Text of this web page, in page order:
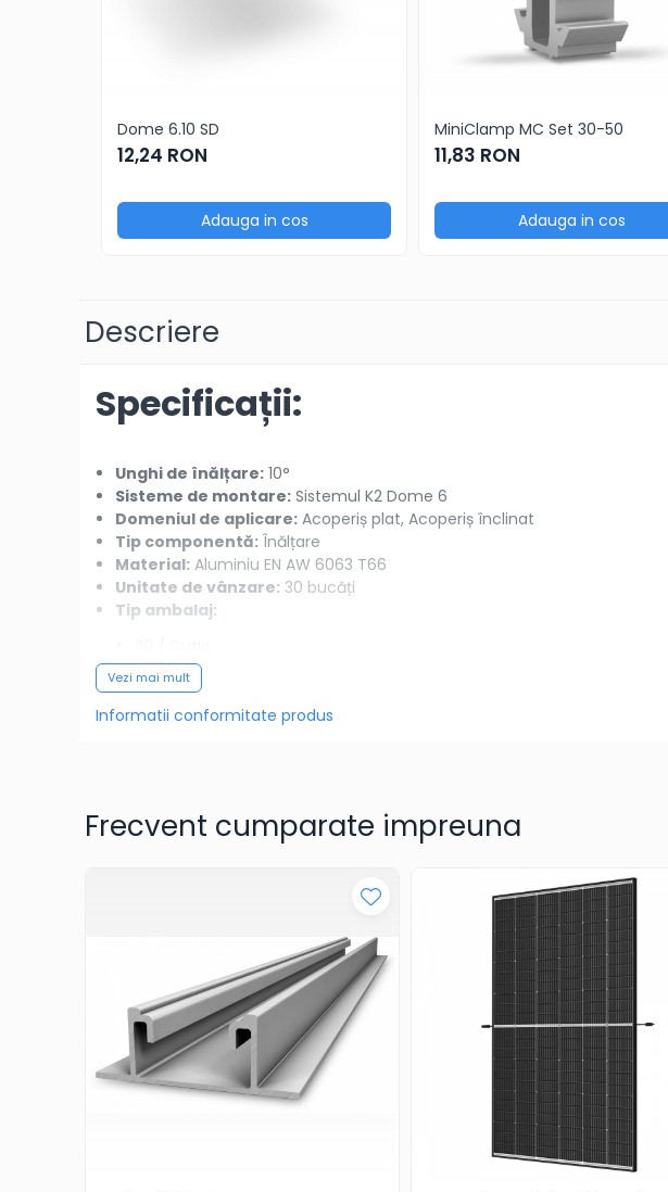
Dome 6.10 SD
12,24 RON
Adauga in cos
MiniClamp MC Set 30-50
11,83 RON
Adauga in cos
Descriere
Specificații:
Unghi de înălțare: 10°
Sisteme de montare: Sistemul K2 Dome 6
Domeniul de aplicare: Acoperiș plat, Acoperiș înclinat
Tip componentă: Înălțare
Material: Aluminiu EN AW 6063 T66
Unitate de vânzare: 30 bucăți
Tip ambalaj:
1.350 / Palet
Greutate:0.3 kg
Vezi mai mult
Informatii conformitate produs
Frecvent cumparate impreuna